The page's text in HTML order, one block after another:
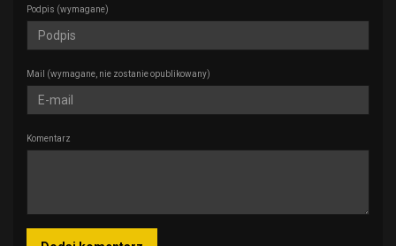
Podpis (wymagane)
Mail (wymagane, nie zostanie opublikowany)
Komentarz